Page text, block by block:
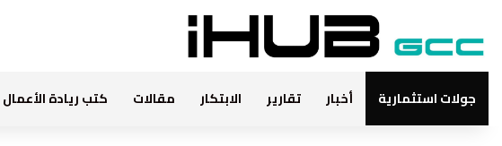
جولات استثمارية أخبار تقارير الابتكار مقالات كتب ريادة الأعمال